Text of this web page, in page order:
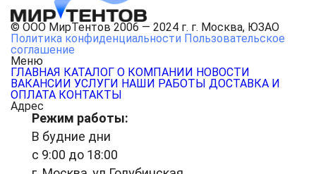
© ООО МирТентов 2006 — 2024 г. г. Москва, ЮЗАО
Политика конфиденциальности Пользовательское
соглашение
Меню
ГЛАВНАЯ КАТАЛОГ О КОМПАНИИ НОВОСТИ
ВАКАНСИИ УСЛУГИ НАШИ РАБОТЫ ДОСТАВКА И
ОПЛАТА КОНТАКТЫ
Адрес
Режим работы:
В будние дни
с 9:00 до 18:00